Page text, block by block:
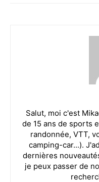
Salut, moi c'est
de 15 ans de sports
randonnée, VTT,
camping-car...).
dernières
je peux passer de